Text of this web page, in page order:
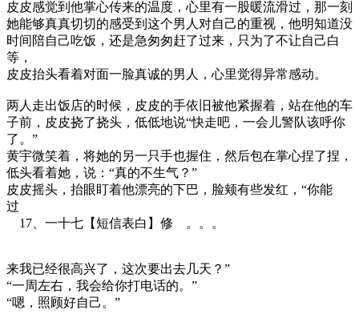
皮皮感觉到他掌心传来的温度，心里有一股暖流滑过，那一刻
她能够真真切切的感受到这个男人对自己的重视，他明知道没
时间陪自己吃饭，还是急匆匆赶了过来，只为了不让自己白
等，
皮皮抬头看着对面一脸真诚的男人，心里觉得异常感动。
两人走出饭店的时候，皮皮的手依旧被他紧握着，站在他的车
子前，皮皮挠了挠头，低低地说“快走吧，一会儿警队该呼你
了。”
黄宇微笑着，将她的另一只手也握住，然后包在掌心捏了捏，
低头看着她，说：“真的不生气？”
皮皮摇头，抬眼盯着他漂亮的下巴，脸颊有些发红，“你能
过
17、一十七【短信表白】修 。。。
来我已经很高兴了，这次要出去几天？”
“一周左右，我会给你打电话的。”
“嗯，照顾好自己。”